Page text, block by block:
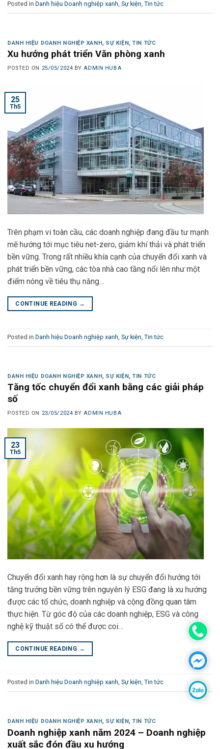
Posted in Danh hiệu Doanh nghiệp xanh Sự kiện Tin tức
DANH HIỆU DOANH NGHIỆP XANH SỰ KIỆN ,TIN TỨC
Xu hướng phát triển Văn phòng xanh
POSTED ON 25/05/2024 BYADMIN HUBA
25
Th5
Trên phạm vi toàn cầu, các doanh nghiệp đang đầu tư mạnh
mẽ hướng tới mục tiêu net-zero, giảm khí thải và phát triển
bền vững. Trong rất nhiều khía cạnh của chuyển đổi xanh và
phát triển bền vững, các tòa nhà cao tầng nổi lên như một
điểm nóng về tiêu thụ năng…
CONTINUE READING →
Posted in Danh hiệu Doanh nghiệp xanh, Sự kiện, Tin tức
DANH HIỆU DOANH NGHIỆP XANH, SỰ KIỆN,TIN TỨC
Tăng tốc chuyển đổi xanh bằng các giải pháp
số
POSTED ON 23/05/2024 BYADMIN HUBA
23
Th5
Chuyển đổi xanh hay rộng hơn là sự chuyển đổi hướng tới
tăng trưởng bền vững trên nguyên lý ESG đang là xu hướng
được các tổ chức, doanh nghiệp và cộng đồng quan tâm
thực hiện. Từ góc độ của các doanh nghiệp, ESG và công
nghệ kỹ thuật số có thể được coi…
CONTINUE READING →
Posted in Danh hiệu Doanh nghiệp xanh, Sự kiện, Tin tức
DANH HIỆU DOANH NGHIỆP XANH, SỰ KIỆN,TIN TỨC
Doanh nghiệp xanh năm 2024 – Doanh nghiệp
xuất sắc đón đầu xu hướng